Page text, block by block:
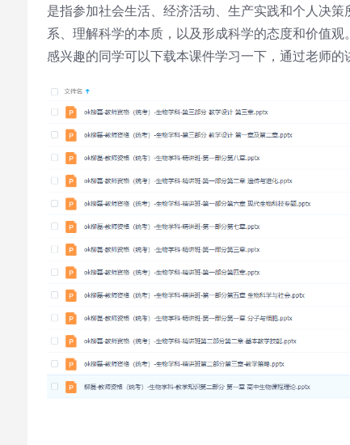
是指参加社会生活、经济活动、生产实践和个人决
系、理解科学的本质，以及形成科学的态度和价值观。
感兴趣的同学可以下载本课件学习一下，通过老师